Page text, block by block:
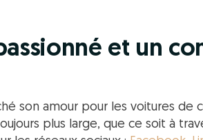
et un
son amour pour les voitures
plus large, que ce soit à